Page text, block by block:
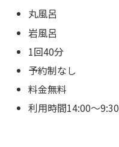
丸風呂
岩風呂
1回40分
予約制なし
料金無料
利用時間14:00～9:30